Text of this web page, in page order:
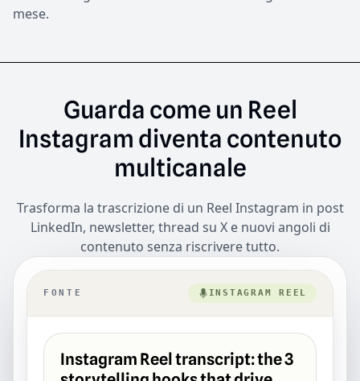
mese.
Guarda come un Reel
Instagram diventa contenuto
multicanale
Trasforma la trascrizione di un Reel Instagram in post
LinkedIn, newsletter, thread su X e nuovi angoli di
contenuto senza riscrivere tutto.
FONTE INSTAGRAM REEL
Instagram Reel transcript: the 3